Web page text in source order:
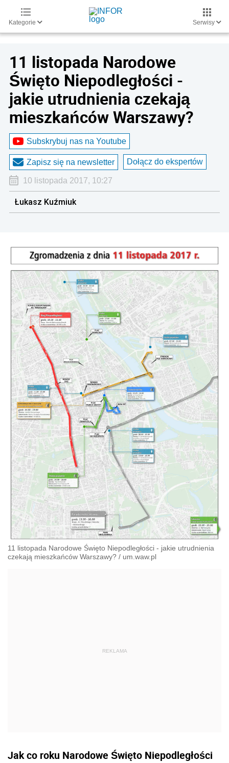
Kategorie Serwisy
11 listopada Narodowe
Święto Niepodległości -
jakie utrudnienia czekają
mieszkańców Warszawy?
Subskrybuj nas na Youtube
Zapisz się na newsletter Dołącz do ekspertów
10 listopada 2017, 10:27
Łukasz Kuźmiuk
11 listopada Narodowe Święto Niepodległości - jakie utrudnienia
czekają mieszkańców Warszawy? / um.waw.pl
Jak co roku Narodowe Święto Niepodległości